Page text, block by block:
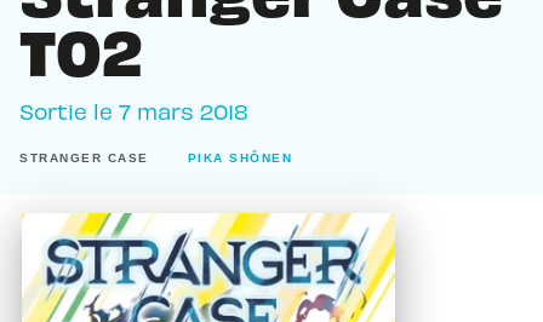
T02
Sortie le 7 mars 2018
STRANGER CASE PIKA SHÔNEN